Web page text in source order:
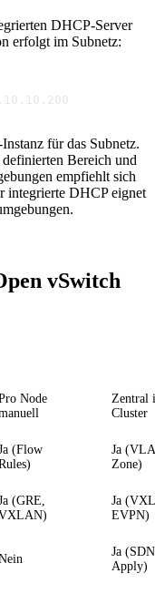
DHCP-Server
erfolgt im Subnetz:
für das Subnetz.
Bereich und
empfiehlt sich
integrierte DHCP eignet
vSwitch
Node
Zentral
Cluster
(Flow
Ja
Zone)
(GRE,
Ja
EVPN)
Ja (SDN
Apply)